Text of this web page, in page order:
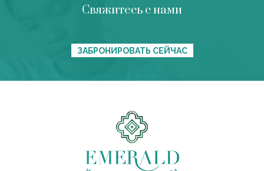
Свяжитесь с нами
ЗАБРОНИРОВАТЬ СЕЙЧАС